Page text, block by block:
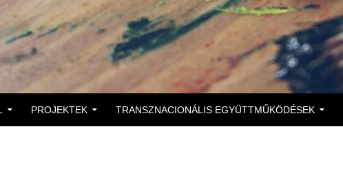
PROJEKTEK TRANSZNACIONÁLIS EGYÜTTMŰKÖDÉSEK